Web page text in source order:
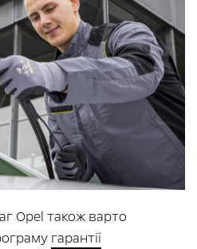
Opel також варто
гарантії